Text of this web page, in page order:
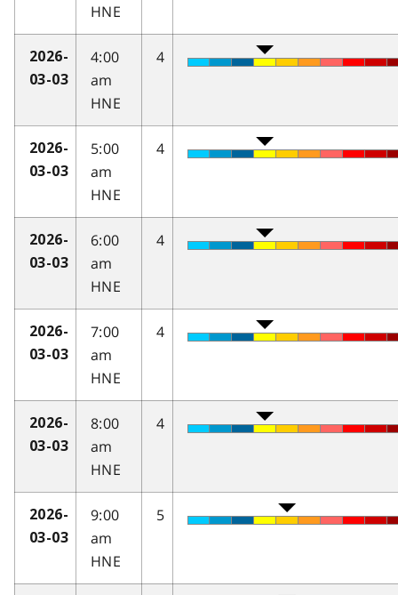
HNE
2026-
03-03
4:00
am
HNE
4
2026-
03-03
5:00
am
HNE
4
2026-
03-03
6:00
am
HNE
4
2026-
03-03
7:00
am
HNE
4
2026-
03-03
8:00
am
HNE
4
2026-
03-03
9:00
am
HNE
5